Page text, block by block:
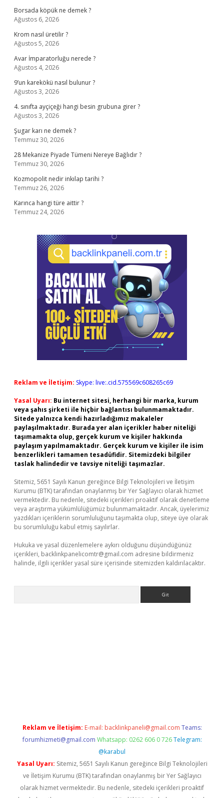
Borsada köpük ne demek ?
Ağustos 6, 2026
Krom nasıl üretilir ?
Ağustos 5, 2026
Avar İmparatorluğu nerede ?
Ağustos 4, 2026
9’un karekökü nasıl bulunur ?
Ağustos 3, 2026
4. sınıfta ayçiçeği hangi besin grubuna girer ?
Ağustos 3, 2026
Şugar karı ne demek ?
Temmuz 30, 2026
28 Mekanize Piyade Tümeni Nereye Bağlıdır ?
Temmuz 30, 2026
Kozmopolit nedir inkılap tarihi ?
Temmuz 26, 2026
Karınca hangi türe aittir ?
Temmuz 24, 2026
Reklam ve İletişim: Skype: live:.cid.575569c608265c69
Yasal Uyarı: Bu internet sitesi, herhangi bir marka, kurum
veya şahıs şirketi ile hiçbir bağlantısı bulunmamaktadır.
Sitede yalnızca kendi hazırladığımız makaleler
paylaşılmaktadır. Burada yer alan içerikler haber niteliği
taşımamakta olup, gerçek kurum ve kişiler hakkında
paylaşım yapılmamaktadır. Gerçek kurum ve kişiler ile isim
benzerlikleri tamamen tesadüfidir. Sitemizdeki bilgiler
taslak halindedir ve tavsiye niteliği taşımazlar.
Sitemiz, 5651 Sayılı Kanun gereğince Bilgi Teknolojileri ve İletişim
Kurumu (BTK) tarafından onaylanmış bir Yer Sağlayıcı olarak hizmet
vermektedir. Bu nedenle, sitedeki içerikleri proaktif olarak denetleme
veya araştırma yükümlülüğümüz bulunmamaktadır. Ancak, üyelerimiz
yazdıkları içeriklerin sorumluluğunu taşımakta olup, siteye üye olarak
bu sorumluluğu kabul etmiş sayılırlar.
Hukuka ve yasal düzenlemelere aykırı olduğunu düşündüğünüz
içerikleri, backlinkpanelicomtr@gmail.com adresine bildirmeniz
halinde, ilgili içerikler yasal süre içerisinde sitemizden kaldırılacaktır.
Reklam ve İletişim: E-mail: backlinkpaneli@gmail.com Teams:
forumhizmeti@gmail.com Whatsapp: 0262 606 0 726 Telegram:
@karabul
Yasal Uyarı: Sitemiz, 5651 Sayılı Kanun gereğince Bilgi Teknolojileri
ve İletişim Kurumu (BTK) tarafından onaylanmış bir Yer Sağlayıcı
olarak hizmet vermektedir. Bu nedenle, sitedeki içerikleri proaktif